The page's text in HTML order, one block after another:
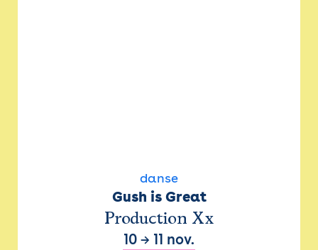
danse
Gush is Great
Production Xx
10 → 11 nov.